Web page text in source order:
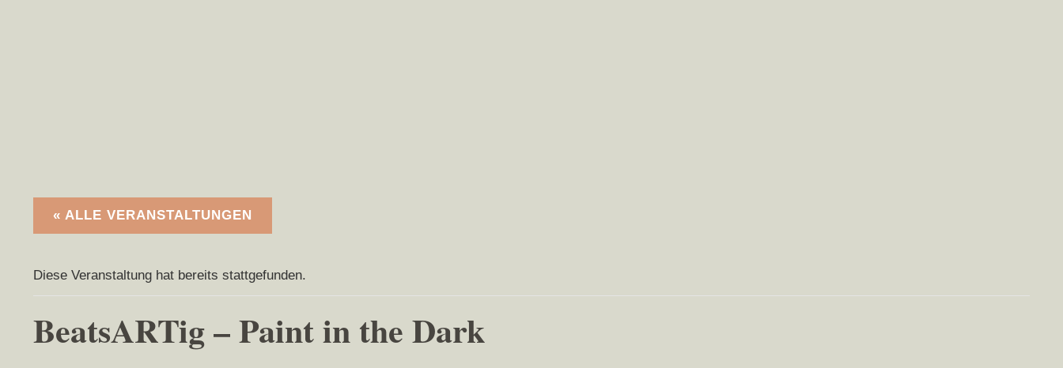
« ALLE VERANSTALTUNGEN
Diese Veranstaltung hat bereits stattgefunden.
BeatsARTig – Paint in the Dark